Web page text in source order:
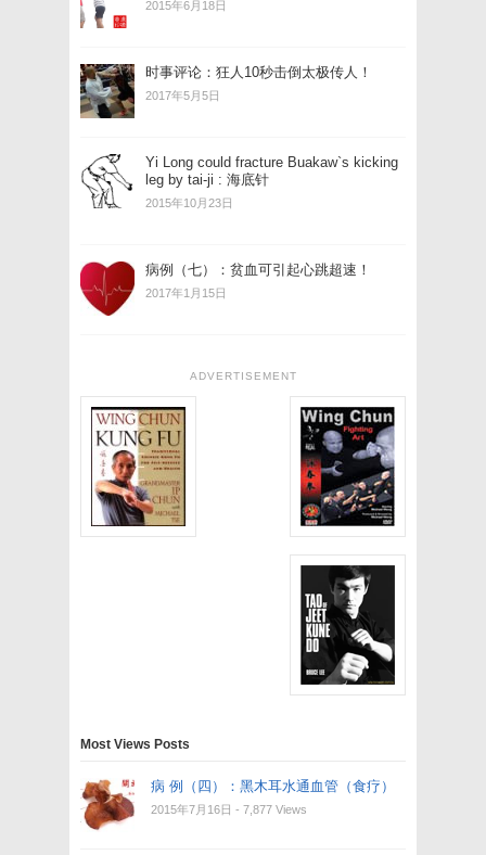
2015年6月18日
时事评论：狂人10秒击倒太极传人！
2017年5月5日
Yi Long could fracture Buakaw`s kicking
leg by tai-ji : 海底针
2015年10月23日
病例（七）：贫血可引起心跳超速！
2017年1月15日
ADVERTISEMENT
Most Views Posts
病 例（四）：黑木耳水通血管（食疗）
2015年7月16日 - 7,877 Views